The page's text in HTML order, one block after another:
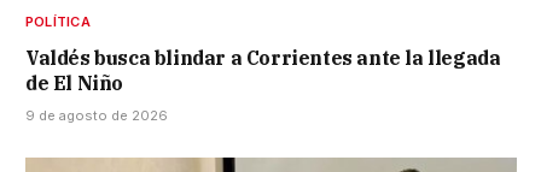
POLÍTICA
Valdés busca blindar a Corrientes ante la llegada
de El Niño
9 de agosto de 2026